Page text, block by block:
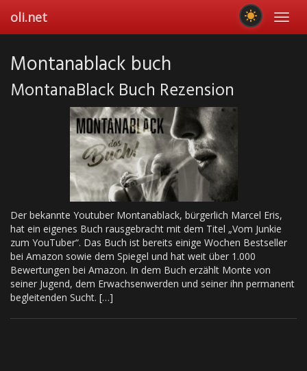
main
oli.net
Montanablack buch
MontanaBlack Buch Rezension
Der bekannte Youtuber Montanablack, bürgerlich Marcel Eris,
hat ein eigenes Buch rausgebracht mit dem Titel „Vom Junkie
zum YouTuber“. Das Buch ist bereits einige Wochen Bestseller
bei Amazon sowie dem Spiegel und hat weit über 1.000
Bewertungen bei Amazon. In dem Buch erzählt Monte von
seiner Jugend, dem Erwachsenwerden und seiner ihn permanent
begleitenden Sucht. […]